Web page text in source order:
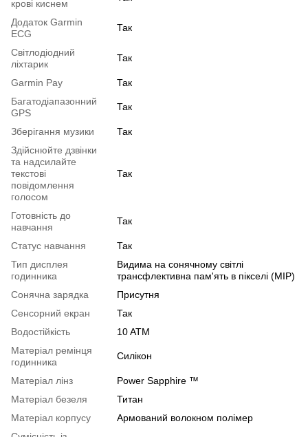
крові киснем
Додаток Garmin
ECG
Так
Світлодіодний
ліхтарик
Так
Garmin Pay
Так
Багатодіапазонний
GPS
Так
Зберігання музики
Так
Здійснюйте дзвінки
та надсилайте
текстові
повідомлення
голосом
Так
Готовність до
навчання
Так
Статус навчання
Так
Тип дисплея
годинника
Видима на сонячному світлі
трансфлективна пам'ять в пікселі (MIP)
Сонячна зарядка
Присутня
Сенсорний екран
Так
Водостійкість
10 ATM
Матеріал ремінця
годинника
Силікон
Матеріал лінз
Power Sapphire ™
Матеріал безеля
Титан
Матеріал корпусу
Армований волокном полімер